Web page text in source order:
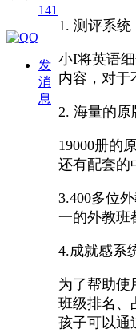
141
发
消
息
1. 测评系
小I将英语
内容，对于
2. 海量的原
19000册的
还有配套的
3.400多位
一的外教班
4.成就感系
为了帮助使
班级排名、
孩子可以通